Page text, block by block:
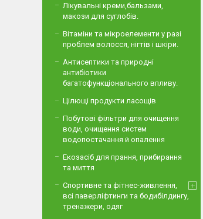
Лікувальні креми,бальзами,
макози для суглобів.
Вітаміни та мікроелементи у разі
проблем волосся, нігтів і шкіри.
Антисептики та природні
антибіотики
багатофункціонального впливу.
Цілющі продукти ласощів
Побутові фільтри для очищення
води, очищення систем
водопостачання й опалення
Екозасіб для прання, прибирання
та миття
Спортивне та фітнес-живлення,
всі паверліфтинги та бодибілдингу,
тренажери, одяг